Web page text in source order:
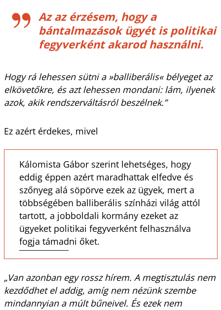
Az az érzésem, hogy a
bántalmazások ügyét is politikai
fegyverként akarod használni.
Hogy rá lehessen sütni a »balliberális« bélyeget az
elkövetőkre, és azt lehessen mondani: lám, ilyenek
azok, akik rendszerváltásról beszélnek.”
Ez azért érdekes, mivel
Kálomista Gábor szerint lehetséges, hogy
eddig éppen azért maradhattak elfedve és
szőnyeg alá söpörve ezek az ügyek, mert a
többségében balliberális színházi világ attól
tartott, a jobboldali kormány ezeket az
ügyeket politikai fegyverként felhasználva
fogja támadni őket.
„Van azonban egy rossz hírem. A megtisztulás nem
kezdődhet el addig, amíg nem nézünk szembe
mindannyian a múlt bűneivel. És ezek nem